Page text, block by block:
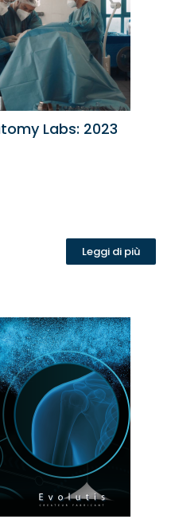
Labs: 2023
Leggi di più